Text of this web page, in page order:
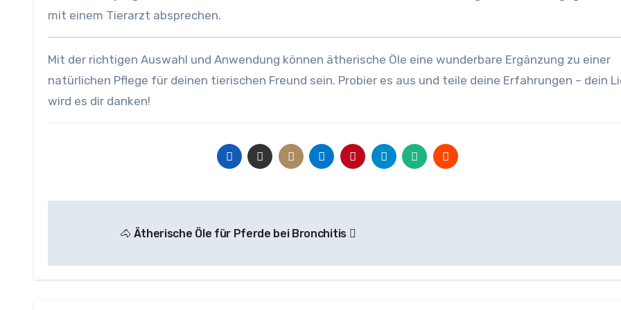
mit einem Tierarzt absprechen.
Mit der richtigen Auswahl und Anwendung können ätherische Öle eine wunderbare Ergänzung zu einer
natürlichen Pflege für deinen tierischen Freund sein. Probier es aus und teile deine Erfahrungen – dein
wird es dir danken!
🐴 Ätherische Öle für Pferde bei Bronchitis